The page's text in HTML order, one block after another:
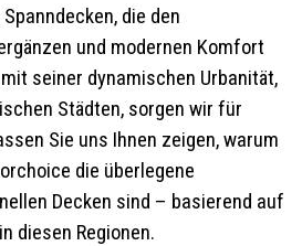
die den
und modernen Komfort
seiner dynamischen Urbanität,
Städten, sorgen wir für
Sie uns Ihnen zeigen, warum
die überlegene
Decken sind – basierend auf
diesen Regionen.